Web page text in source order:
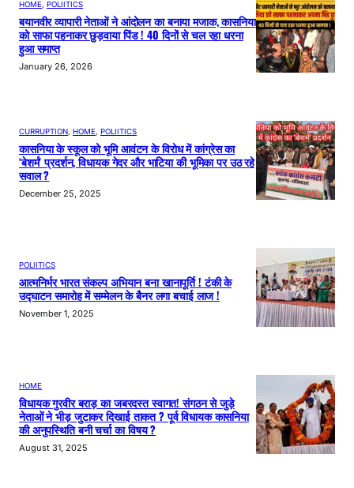
HOME POLIITICS
बयानवीर व्यापारी नेताओं ने आंदोलन का बनाया मजाक, कासनिया
को साफा पहनाकर छुड़वाया पिंड ! 40 दिनों से चल रहा धरना
हुआ समाप्त
January 26, 2026
CURRUPTION HOME POLIITICS
कासनिया के स्कूल को भूमि आवंटन के विरोध में कांग्रेस का
‘बेशर्म’ प्रदर्शन, विधायक गेदर और भाटिया की भूमिका पर उठ रहे
सवाल ?
December 25, 2025
POLIITICS
आत्मनिर्भर भारत संकल्प अभियान बना खानापूर्ति ! टंकी के
उद्घाटन समारोह में सम्मेलन के बैनर लगा बचाई लाज !
November 1, 2025
HOME
विधायक गुरवीर बराड़ का जबरदस्त स्वागत! संगठन से जुड़े
नेताओं ने भीड़ जुटाकर दिखाई ताकत ? पूर्व विधायक कासनिया
की अनुपस्थिति बनी चर्चा का विषय ?
August 31, 2025